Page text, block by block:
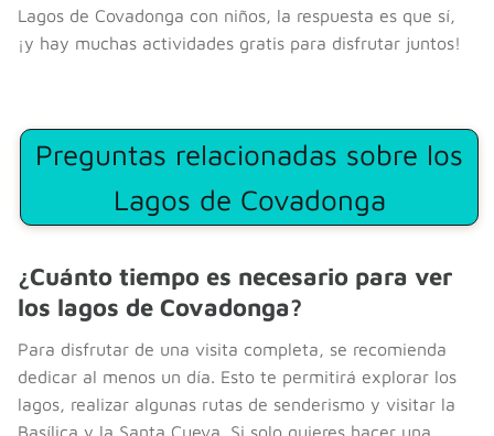
Lagos de Covadonga con niños, la respuesta es que sí,
¡y hay muchas actividades gratis para disfrutar juntos!
Preguntas relacionadas sobre los
Lagos de Covadonga
¿Cuánto tiempo es necesario para ver
los lagos de Covadonga?
Para disfrutar de una visita completa, se recomienda
dedicar al menos un día. Esto te permitirá explorar los
lagos, realizar algunas rutas de senderismo y visitar la
Basílica y la Santa Cueva. Si solo quieres hacer una